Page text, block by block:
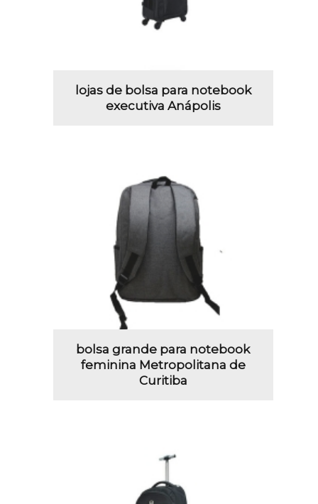
lojas de bolsa para notebook
executiva Anápolis
bolsa grande para notebook
feminina Metropolitana de
Curitiba